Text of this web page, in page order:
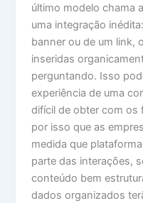
último modelo chama
uma integração
banner ou de um link,
inseridas
perguntando. Isso
experiência de uma
difícil de obter com os
por isso que as
medida que
parte das interações,
conteúdo bem
dados organizados